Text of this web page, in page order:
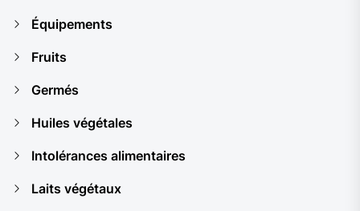
Équipements
Fruits
Germés
Huiles végétales
Intolérances alimentaires
Laits végétaux